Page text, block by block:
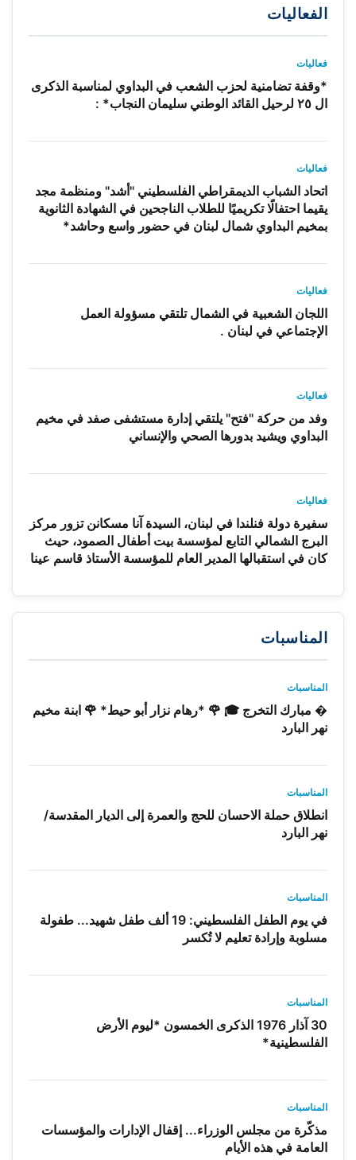
الفعاليات
فعاليات
*وقفة تضامنية لحزب الشعب في البداوي لمناسبة الذكرى
ال ٢٥ لرحيل القائد الوطني سليمان النجاب* :
فعاليات
اتحاد الشباب الديمقراطي الفلسطيني "أشد" ومنظمة مجد
يقيما احتفالًا تكريميًا للطلاب الناجحين في الشهادة الثانوية
بمخيم البداوي شمال لبنان في حضور واسع وحاشد*
فعاليات
اللجان الشعبية في الشمال تلتقي مسؤولة العمل
الإجتماعي في لبنان .
فعاليات
وفد من حركة "فتح" يلتقي إدارة مستشفى صفد في مخيم
البداوي ويشيد بدورها الصحي والإنساني
فعاليات
سفيرة دولة فنلندا في لبنان، السيدة آنا مسكانن تزور مركز
البرج الشمالي التابع لمؤسسة بيت أطفال الصمود، حيث
كان في استقبالها المدير العام للمؤسسة الأستاذ قاسم عينا
المناسبات
المناسبات
� مبارك التخرج 🎓 🌹 *رهام نزار أبو حيط* 🌹 ابنة مخيم
نهر البارد
المناسبات
انطلاق حملة الاحسان للحج والعمرة إلى الديار المقدسة/
نهر البارد
المناسبات
في يوم الطفل الفلسطيني: 19 ألف طفل شهيد... طفولة
مسلوبة وإرادة تعليم لا تُكسر
المناسبات
30 آذار 1976 الذكرى الخمسون *ليوم الأرض
الفلسطينية*
المناسبات
مذكّرة من مجلس الوزراء... إقفال الإدارات والمؤسسات
العامة في هذه الأيام